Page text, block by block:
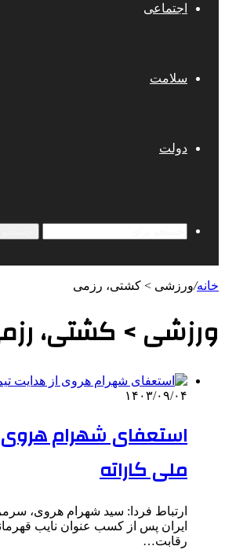
اجتماعی
سلامت
دولت
خانه/ورزشی > کشتی، رزمی
ورزشی > کشتی،
۱۴۰۳/۰۹/۰۴
استعفای شهرام هروی
ملی کاراته
ارتباط فردا: سید شهرام هروی،
ایران پس از کسب عنوان نایب
رقابت…